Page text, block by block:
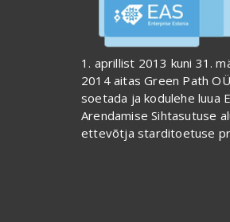
1. aprillist 2013 kuni 31.
2014 aitas Green Path
soetada ja kodulehe luua
Arendamise Sihtasutuse
ettevõtja starditoetuse